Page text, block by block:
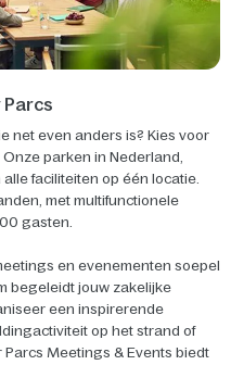
net even anders is? Kies voor
parken in Nederland,
faciliteiten op één locatie.
met multifunctionele
gasten.
en evenementen soepel
begeleidt jouw zakelijke
een inspirerende
op het strand of
Meetings & Events biedt